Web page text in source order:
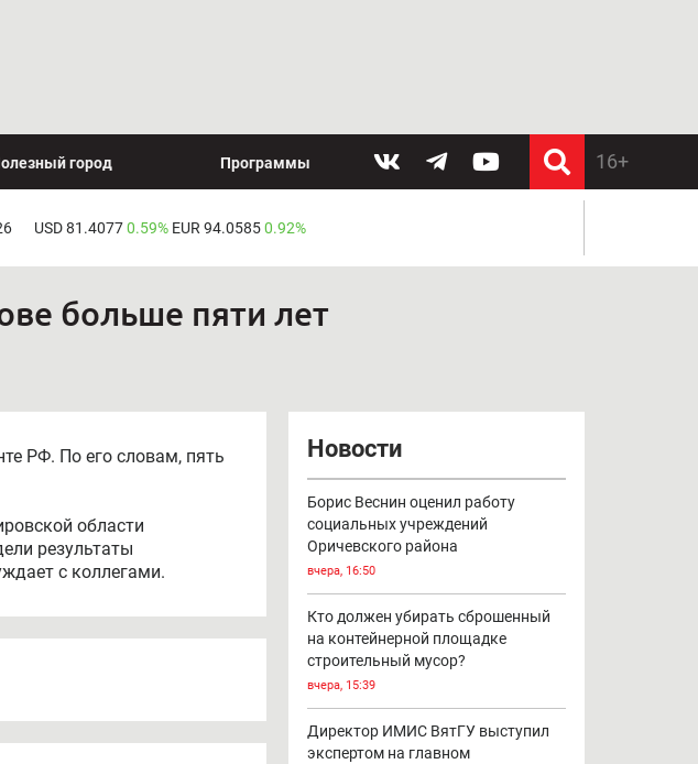
город Программы
USD 81.40770.59% EUR 94.05850.92%
больше пяти лет
РФ. По его словам, пять
области
результаты
с коллегами.
Новости
Борис Веснин оценил работу
социальных учреждений
Оричевского района
вчера, 16:50
Кто должен убирать сброшенный
на контейнерной площадке
строительный мусор?
вчера, 15:39
Директор ИМИС ВятГУ выступил
экспертом на главном